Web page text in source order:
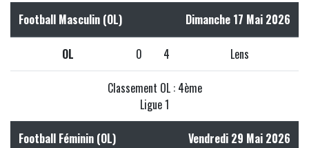
Football Masculin (OL) Dimanche 17 Mai 2026
OL 0 4 Lens
Classement OL : 4ème
Ligue 1
Football Féminin (OL) Vendredi 29 Mai 2026